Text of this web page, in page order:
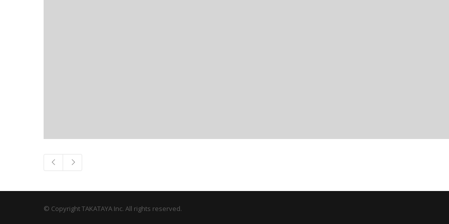
© Copyright TAKATAYA Inc. All rights reserved.